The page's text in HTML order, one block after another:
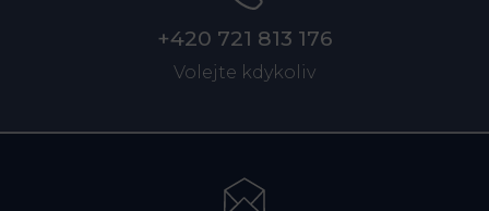
+420 721 813 176
Volejte kdykoliv